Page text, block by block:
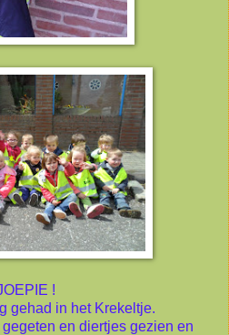
!
gehad in het Krekeltje.
en diertjes gezien en